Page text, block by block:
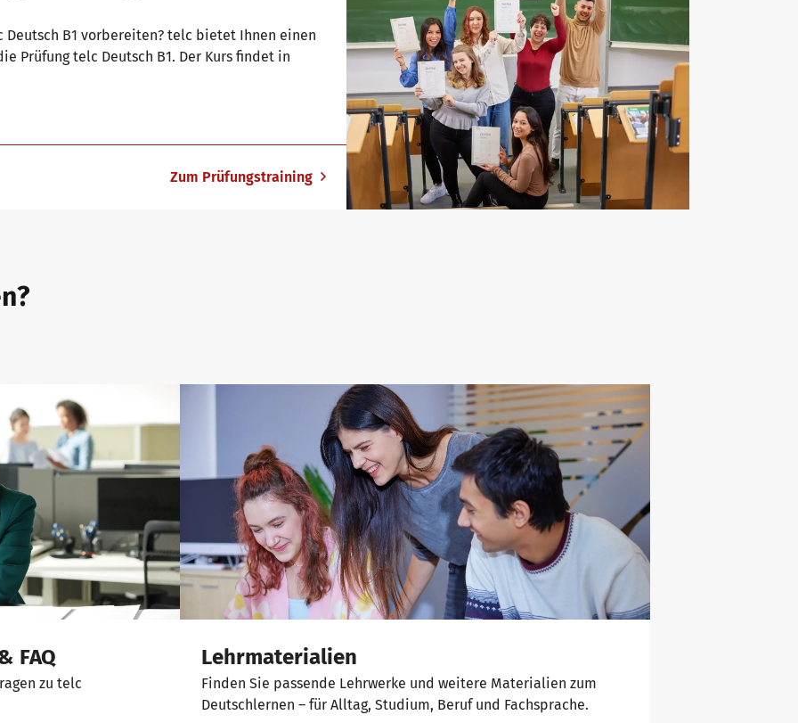
B1 vorbereiten? telc bietet Ihnen einen
Prüfung telc Deutsch B1. Der Kurs findet in
Zum Prüfungstraining
FAQ
zu telc
Lehrmaterialien
Finden Sie passende Lehrwerke und weitere Materialien zum
Deutschlernen – für Alltag, Studium, Beruf und Fachsprache.